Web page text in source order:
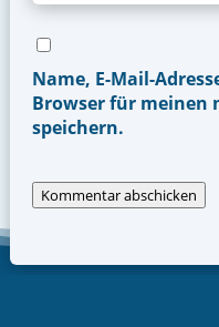
Name, E-Mail-
Browser für meinen
speichern.
Kommentar abschicken